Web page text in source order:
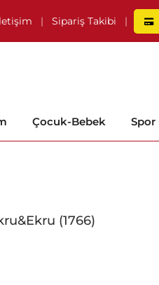
| Sipariş Takibi |
Çocuk-Bebek Spor
(1766)